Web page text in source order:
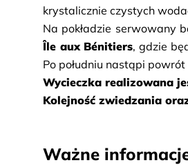
krystalicznie czystych
Na pokładzie serwowany
Île aux Bénitiers, gdzie
Po południu nastąpi
Wycieczka realizowana
Kolejność zwiedzania
Ważne